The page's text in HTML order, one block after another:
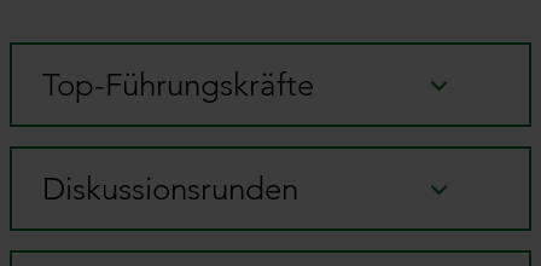
Top-Führungskräfte
Diskussionsrunden